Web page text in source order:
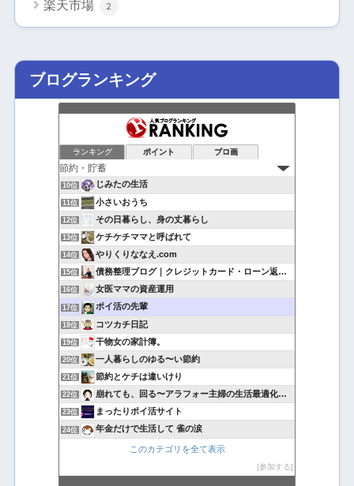
楽天市場 2
ブログランキング
ランキング ポイント ブロ画
10位 じみたの生活
11位 小さいおうち
12位 その日暮らし、身の丈暮らし
13位 ケチケチママと呼ばれて
14位 やりくりななえ.com
15位 債務整理ブログ｜クレジットカード・ローン返済で悩んでいる方へ
16位 女医ママの資産運用
17位 ポイ活の先輩
18位 コツカチ日記
19位 干物女の家計簿。
20位 一人暮らしのゆる〜い節約
21位 節約とケチは違いけり
22位 崩れても、回る〜アラフォー主婦の生活最適化日記
23位 まったりポイ活サイト
24位 年金だけで生活して 雀の涙
このカテゴリを全て表示
参加する